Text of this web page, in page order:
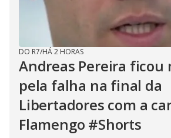
DO R7/HÁ 2 HORAS
Andreas Pereira ficou
pela falha na final da
Libertadores com a
Flamengo #Shorts